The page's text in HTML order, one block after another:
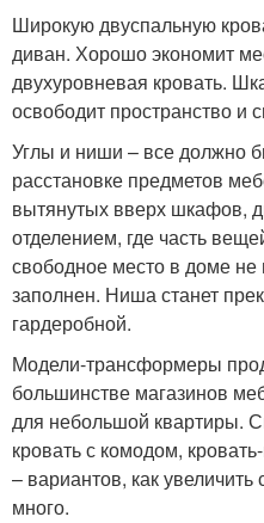
Широкую двуспальную
диван. Хорошо экономит
двухуровневая кровать.
освободит пространство и
Углы и ниши – все должно
расстановке предметов
вытянутых вверх шкафов,
отделением, где часть
свободное место в доме не
заполнен. Ниша станет
гардеробной.
Модели-трансформеры
большинстве магазинов
для небольшой квартиры.
кровать с комодом,
– вариантов, как
много.